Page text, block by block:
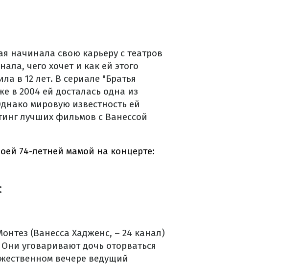
начинала свою карьеру с театров
чего хочет и как ей этого
в 12 лет. В сериале "Братья
в 2004 ей досталась одна из
мировую известность ей
лучших фильмов с Ванессой
74-летней мамой на концерте:
(Ванесса Хадженс, – 24 канал)
уговаривают дочь оторваться
вечере ведущий